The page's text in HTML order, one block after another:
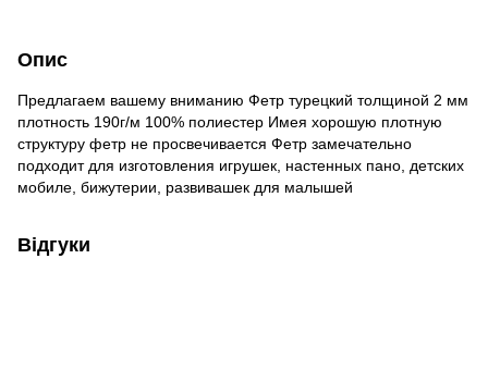
Опис
Предлагаем вашему вниманию Фетр турецкий толщиной 2 мм
плотность 190г/м 100% полиестер Имея хорошую плотную
структуру фетр не просвечивается Фетр замечательно
подходит для изготовления игрушек, настенных пано, детских
мобиле, бижутерии, развивашек для малышей
Відгуки